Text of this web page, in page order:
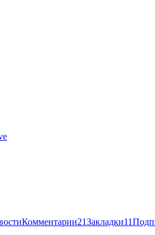
Комментарии21Закладки11